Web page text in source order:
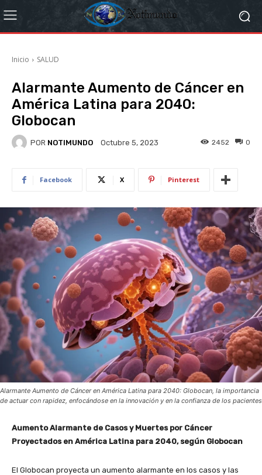
Inicio SALUD
Alarmante Aumento de Cáncer en
América Latina para 2040:
Globocan
POR NOTIMUNDO Octubre 5, 2023 0
2452
Facebook X Pinterest
Alarmante Aumento de Cáncer en América Latina para 2040: Globocan, la importancia
de actuar con rapidez, enfocándose en la innovación y en la confianza de los pacientes
Aumento Alarmante de Casos y Muertes por Cáncer
Proyectados en América Latina para 2040, según Globocan
El Globocan proyecta un aumento alarmante en los casos y las